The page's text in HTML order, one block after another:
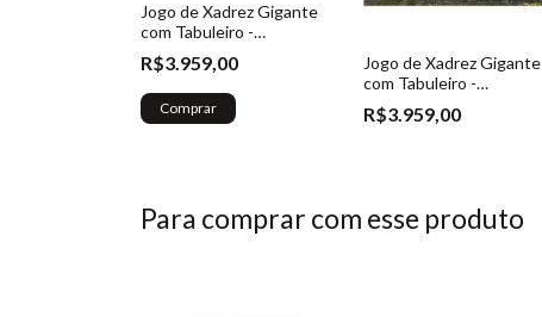
Jogo de Xadrez Gigante
com Tabuleiro -
Bege/Preto - (Ref. 023)
R$3.959,00
Comprar
Jogo de Xadrez Gigante
com Tabuleiro -
Amarelo/Azul - (Ref. 023)
R$3.959,00
Para comprar com esse produto